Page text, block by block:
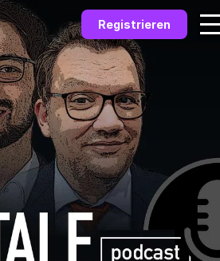
Registrieren